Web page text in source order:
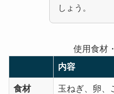
しょう。
使用食材
内容
食材 玉ねぎ、卵、